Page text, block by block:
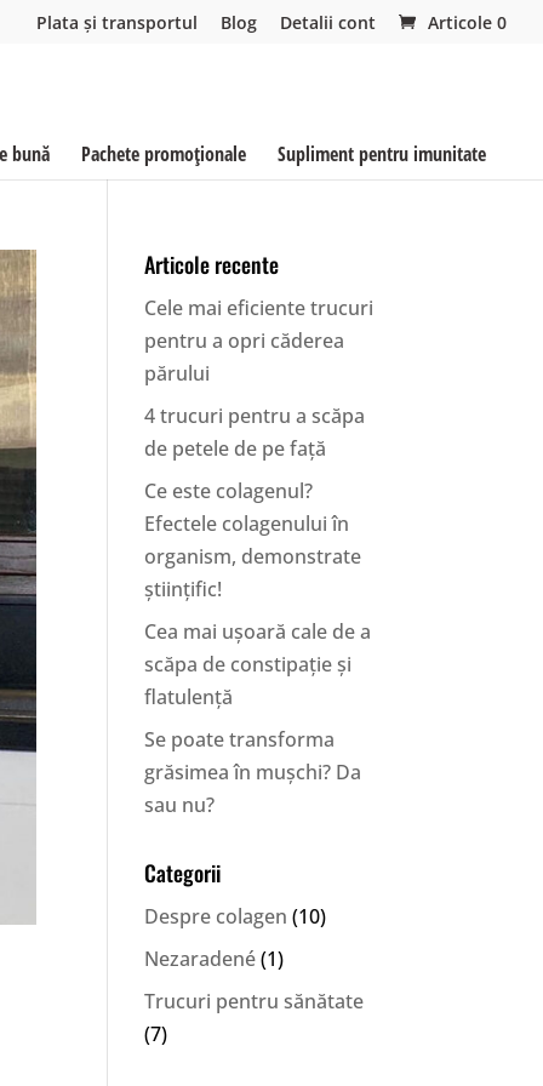
Plata și transportul Blog Detalii cont Articole 0
bună Pachete promoționale Supliment pentru imunitate
Articole recente
Cele mai eficiente trucuri
pentru a opri căderea
părului
4 trucuri pentru a scăpa
de petele de pe față
Ce este colagenul?
Efectele colagenului în
organism, demonstrate
științific!
Cea mai ușoară cale de a
scăpa de constipație și
flatulență
Se poate transforma
grăsimea în mușchi? Da
sau nu?
Categorii
Despre colagen (10)
Nezaradené(1)
Trucuri pentru sănătate
(7)